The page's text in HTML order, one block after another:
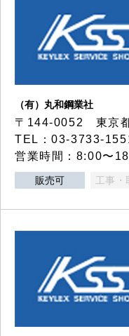
（有）丸和鋼業社
〒144-0052 東京
TEL：03-3733-
営業時間：8:00〜
販売可 工事・